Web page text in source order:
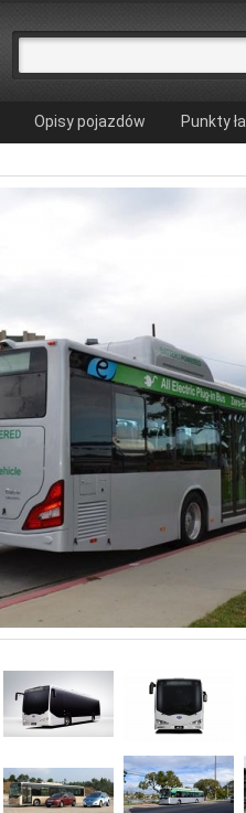
Opisy pojazdów Punkty